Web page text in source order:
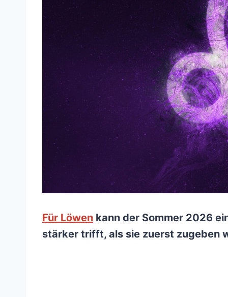
Für Löwen kann der Sommer 2026
stärker trifft, als sie zuerst zugeben